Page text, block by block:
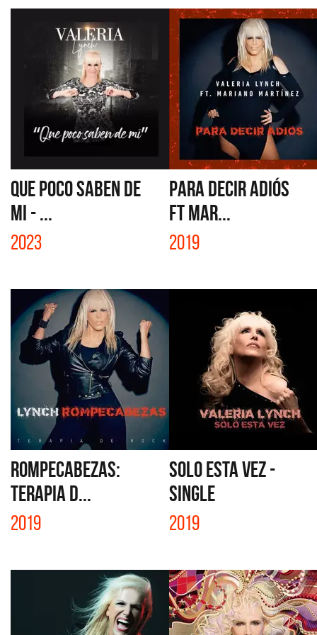
QUE POCO SABEN DE
MI - ...
2023
PARA DECIR ADIÓS
FT MAR...
2019
ROMPECABEZAS:
TERAPIA D...
2019
SOLO ESTA VEZ -
SINGLE
2019